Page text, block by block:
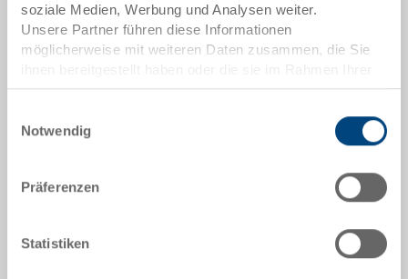
soziale Medien, Werbung und Analysen weiter.
Unsere Partner führen diese Informationen
möglicherweise mit weiteren Daten zusammen, die Sie
Nutzung der Dienste gesammelt haben.
Notwendig
Präferenzen
Statistiken
Bestellnummer
37-6408-1.9200.0101